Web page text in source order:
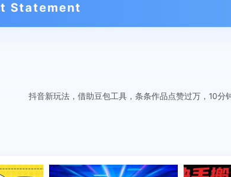
Statement
抖音新玩法，借助豆包工具，条条作品点赞过万，10分